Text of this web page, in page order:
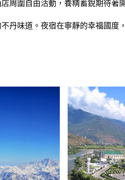
周圍自由活動，養精蓄銳期待著
丹味道。夜宿在寧靜的幸福國度